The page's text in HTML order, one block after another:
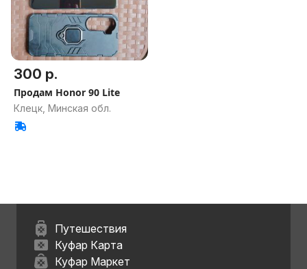
300 р.
Продам Honor 90 Lite
Клецк, Минская обл.
Путешествия
Куфар Карта
Куфар Маркет